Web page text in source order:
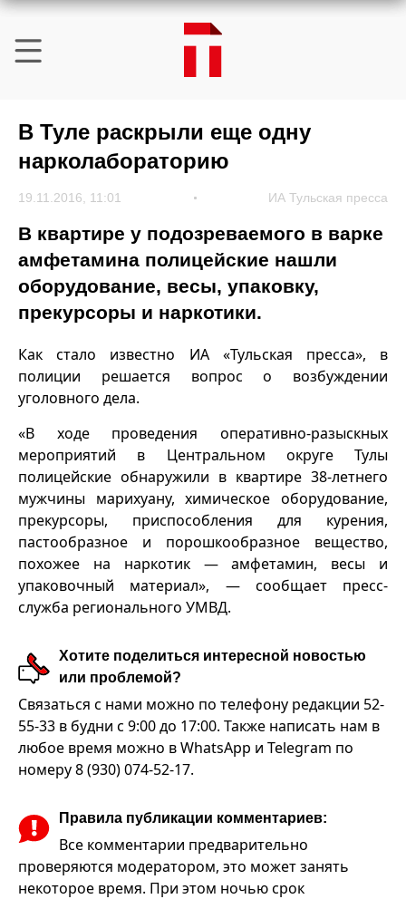
В Туле раскрыли еще одну
нарколабораторию
19.11.2016, 11:01 ИА Тульская пресса
В квартире у подозреваемого в варке
амфетамина полицейские нашли
оборудование, весы, упаковку,
прекурсоры и наркотики.
Как стало известно ИА «Тульская пресса», в
полиции решается вопрос о возбуждении
уголовного дела.
«В ходе проведения оперативно-разыскных
мероприятий в Центральном округе Тулы
полицейские обнаружили в квартире 38-летнего
мужчины марихуану, химическое оборудование,
прекурсоры, приспособления для курения,
пастообразное и порошкообразное вещество,
похожее на наркотик — амфетамин, весы и
упаковочный материал», — сообщает пресс-
служба регионального УМВД.
Хотите поделиться интересной новостью
или проблемой?
Связаться с нами можно по телефону редакции 52-
55-33 в будни с 9:00 до 17:00. Также написать нам в
любое время можно в WhatsApp и Telegram по
номеру 8 (930) 074-52-17.
Правила публикации комментариев:
Все комментарии предварительно
проверяются модератором, это может занять
некоторое время. При этом ночью срок